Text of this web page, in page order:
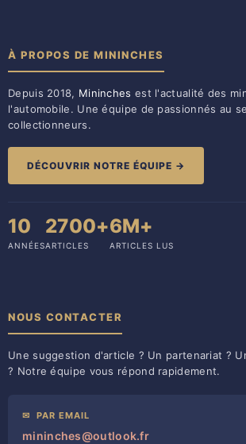
À PROPOS DE MININCHES
Depuis 2018, Mininches est l'actualité des
l'automobile. Une équipe de passionnés au
collectionneurs.
DÉCOUVRIR NOTRE ÉQUIPE →
10
ANNÉES
2700+
ARTICLES
6M+
ARTICLES LUS
NOUS CONTACTER
Une suggestion d'article ? Un partenariat ?
? Notre équipe vous répond rapidement.
✉ PAR EMAIL
mininches@outlook.fr